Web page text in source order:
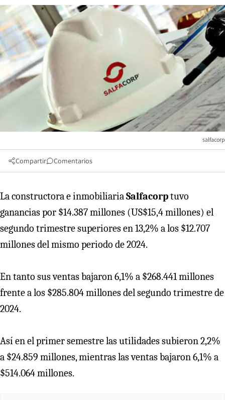
salfacorp
Compartir Comentarios
La constructora e inmobiliariaSalfacorptuvo
ganancias por $14.387 millones (US$15,4 millones) el
segundo trimestre superiores en 13,2% a los $12.707
millones del mismo periodo de 2024.
En tanto sus ventas bajaron 6,1% a $268.441 millones
frente a los $285.804 millones del segundo trimestre de
2024.
Así en el primer semestre las utilidades subieron 2,2%
a $24.859 millones, mientras las ventas bajaron 6,1% a
$514.064 millones.